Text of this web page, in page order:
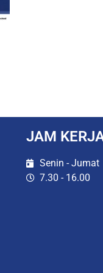
JAM
Senin - Jumat
7.30 - 16.00